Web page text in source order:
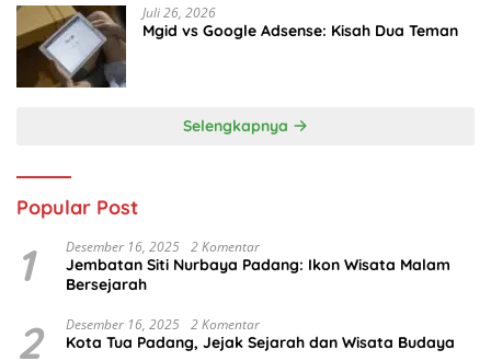
Juli 26, 2026
Mgid vs Google Adsense: Kisah Dua Teman
Selengkapnya
Popular Post
1 Desember 16, 2025 2 Komentar
Jembatan Siti Nurbaya Padang: Ikon Wisata Malam
Bersejarah
2 Desember 16, 2025 2 Komentar
Kota Tua Padang, Jejak Sejarah dan Wisata Budaya